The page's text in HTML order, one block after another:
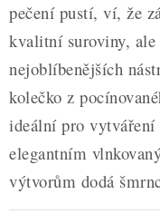
pečení pustí, ví, že
kvalitní suroviny,
nejoblíbenějších
kolečko z
ideální pro
elegantním
výtvorům dodá